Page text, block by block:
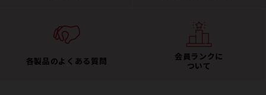
各製品のよくある質問
会員ランクに
ついて